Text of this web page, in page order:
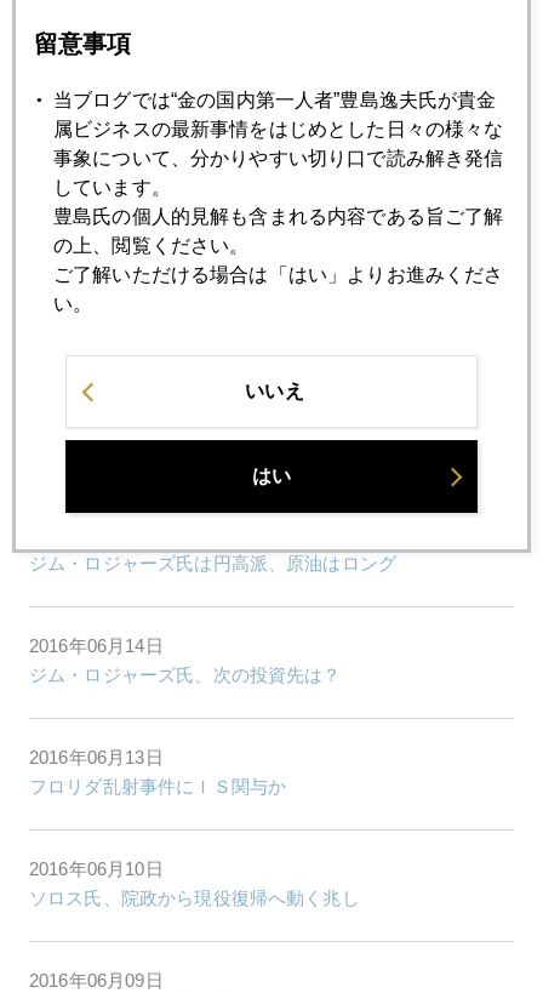
2016年06月20日
日本時間２４日、市場に何が起きるか
2016年06月17日
金融政策不信を映す円高
2016年06月16日
2016年06月16日
ジム・ロジャーズ氏は円高派、原油はロング
2016年06月14日
ジム・ロジャーズ氏、次の投資先は？
2016年06月13日
フロリダ乱射事件にＩＳ関与か
2016年06月10日
ソロス氏、院政から現役復帰へ動く兆し
2016年06月09日
留意事項
当ブログでは“金の国内第一人者”豊島逸夫氏が貴金
属ビジネスの最新事情をはじめとした日々の様々な
事象について、分かりやすい切り口で読み解き発信
しています。
豊島氏の個人的見解も含まれる内容である旨ご了解
の上、閲覧ください。
ご了解いただける場合は「はい」よりお進みくださ
い。
いいえ
はい